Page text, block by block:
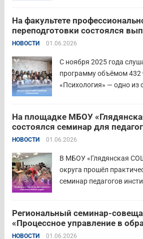
инновационными
родного языка и родной
конкурса: — выявление и
передового
На факультете
переподготовки состоялся
отделения «Психология»
НОВОСТИ 01.06.2026
С ноября 2025 года
программу объёмом 432
«Психология» — одно из
квалифицированных
общеобразовательных
выпускники успешно
аттестацию в форме
Читать дальше
На площадке МБОУ
состоялся семинар для
Центрального
НОВОСТИ 01.06.2026
В МБОУ «Глядянская
округа прошёл
семинар педагогов
Открывая встречу,
руководителя
Региональный семинар-
«Процессное управление в
НОВОСТИ 01.06.2026